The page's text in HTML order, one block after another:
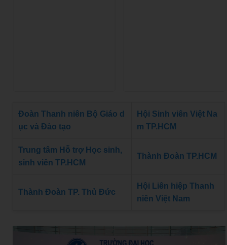
Đoàn Thanh niên Bộ Giáo d
ục và Đào tạo
Hội Sinh viên Việt Na
m TP.HCM
Trung tâm Hỗ trợ Học sinh,
sinh viên TP.HCM
Thành Đoàn TP.HCM
Thành Đoàn TP. Thủ Đức
Hội Liên hiệp Thanh
niên Việt Nam